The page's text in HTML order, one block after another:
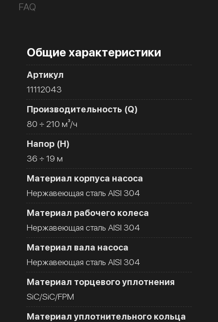
FAQ
Общие характеристики
Артикул
11112043
Производительность (Q)
80 ÷ 210 м³/ч
Напор (H)
36 ÷ 19 м
Материал корпуса насоса
Нержавеющая сталь AISI 304
Материал рабочего колеса
Нержавеющая сталь AISI 304
Материал вала насоса
Нержавеющая сталь AISI 304
Материал торцевого уплотнения
SiC/SiC/FPM
Материал уплотнительного кольца